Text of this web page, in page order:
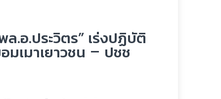
.อ.ประวิตร” เร่งปฏิบัติ
มเมาเยาวชน – ปชช